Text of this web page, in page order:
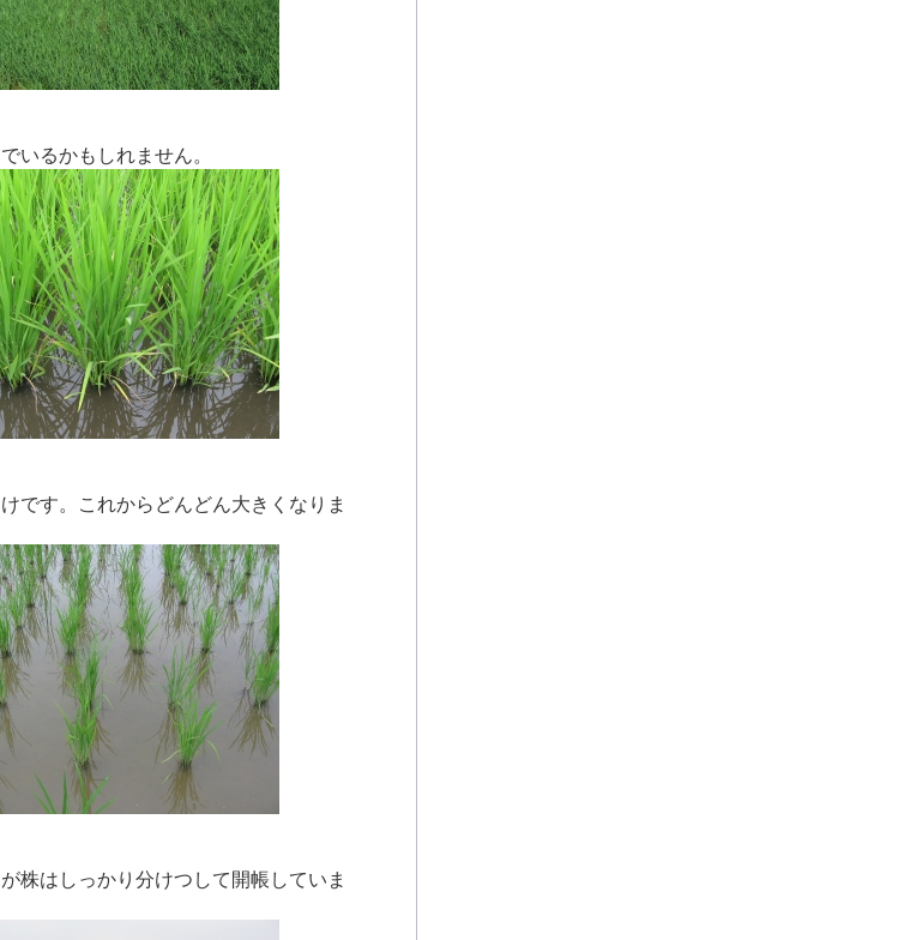
いるかもしれません。
です。これからどんどん大きくなりま
株はしっかり分けつして開帳していま